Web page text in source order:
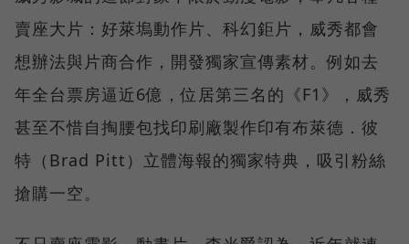
賣座大片：好萊塢動作片、科幻鉅片，威秀都會
想辦法與片商合作，開發獨家宣傳素材。例如去
年全台票房逼近6億，位居第三名的《F1》，威秀
甚至不惜自掏腰包找印刷廠製作印有布萊德．彼
特（Brad Pitt）立體海報的獨家特典，吸引粉絲
搶購一空。